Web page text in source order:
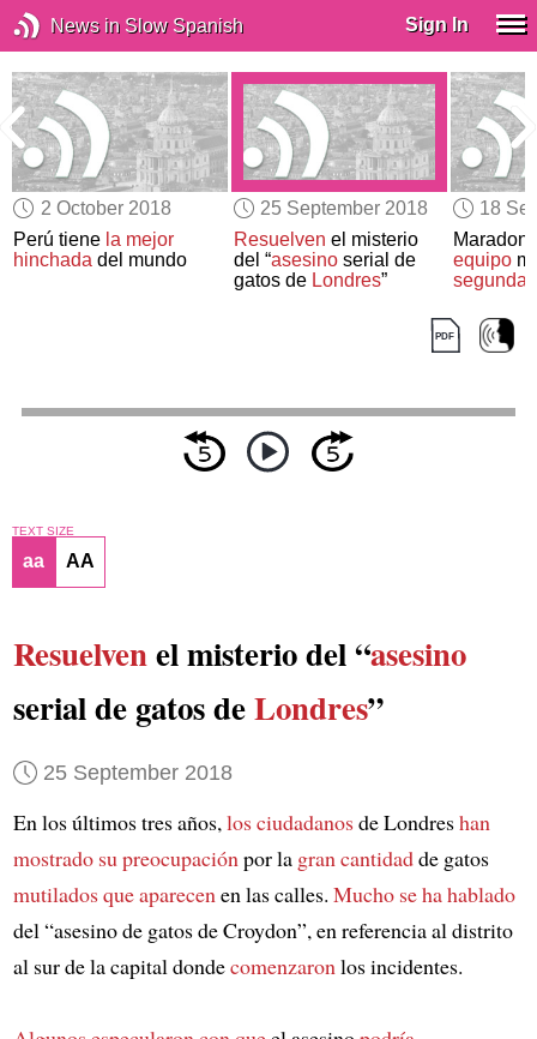
News in Slow Spanish Sign In
2 October 2018
Perú tiene la mejor
hinchada del mundo
25 September 2018
Resuelven el misterio
del “asesinoserial de
gatos de Londres”
18
equipo
segunda
TEXT SIZE
aa AA
Resuelvenel misterio del “asesino
serial de gatos deLondres”
25 September 2018
En los últimos tres años,los ciudadanosde Londreshan
mostrado su preocupaciónpor la gran cantidadde gatos
mutiladosque aparecenen las calles. Mucho se ha hablado
del “asesino de gatos de Croydon”, en referencia al distrito
al sur de la capital dondecomenzaronlos incidentes.